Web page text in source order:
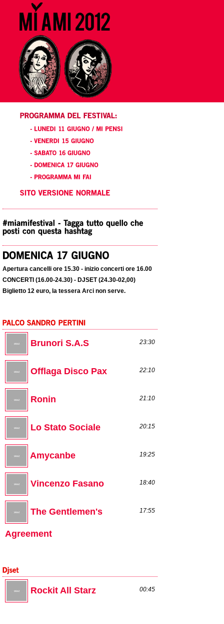
Apertura cancelli ore 15.30 - inizio concerti ore 16.00
CONCERTI (16.00-24.30) - DJSET (24.30-02,00)
Biglietto 12 euro, la tessera Arci non serve.
23:30
Brunori S.A.S
22:10
Offlaga Disco Pax
21:10
Ronin
20:15
Lo Stato Sociale
19:25
Amycanbe
18:40
Vincenzo Fasano
17:55
The Gentlemen's
Agreement
00:45
Rockit All Starz